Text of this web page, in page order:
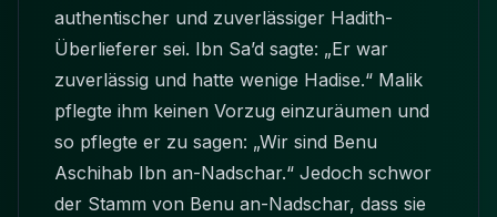
authentischer und zuverlässiger Hadith-
Überlieferer sei. Ibn Sa’d sagte: „Er war
zuverlässig und hatte wenige Hadise.“ Malik
pflegte ihm keinen Vorzug einzuräumen und
so pflegte er zu sagen: „Wir sind Benu
Aschihab Ibn an-Nadschar.“ Jedoch schwor
der Stamm von Benu an-Nadschar, dass sie